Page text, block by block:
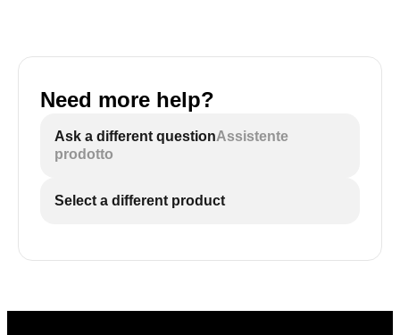
Need more help?
Ask a different questionAssistente
prodotto
Select a different product